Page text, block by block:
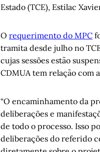
Estado (TCE), Estilac
O requerimento do MPC
tramita desde julho no
cujas sessões estão
CDMUA tem relação com
“O encaminhamento da
deliberações e
de todo o processo. Isso
deliberações do referido